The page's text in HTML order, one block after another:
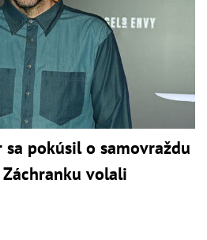
pokúsil o samovraždu
volali